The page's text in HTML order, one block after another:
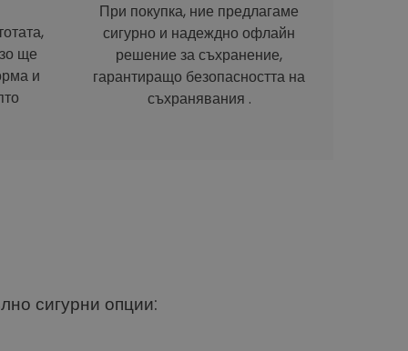
ще
и
При покупка, ние предлагаме
сигурно и надеждно офлайн
решение за съхранение,
гарантиращо безопасността на
съхранявания .
сигурни опции: